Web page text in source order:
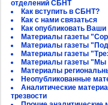
отделений СБНТ
Как вступить в СБНТ?
Как с нами связаться
Как опубликовать
Материалы газеты
Материалы газеты
Материалы газеты
Материалы газеты
Материалы
Неопубликованные
Аналитические
трезвости